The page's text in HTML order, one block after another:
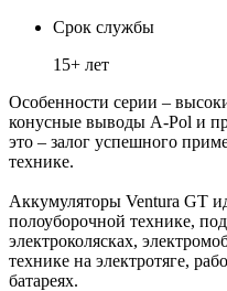
Срок службы
15+ лет
Особенности серии –
конусные выводы A-Pol и
это – залог успешного
технике.
Аккумуляторы Ventura GT
полоуборочной технике,
электроколясках,
технике на электротяге,
батареях.